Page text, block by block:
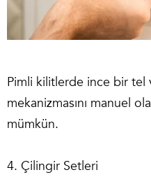
Pimli kilitlerde ince bir tel
mekanizmasını manuel
mümkün.
4. Çilingir Setleri